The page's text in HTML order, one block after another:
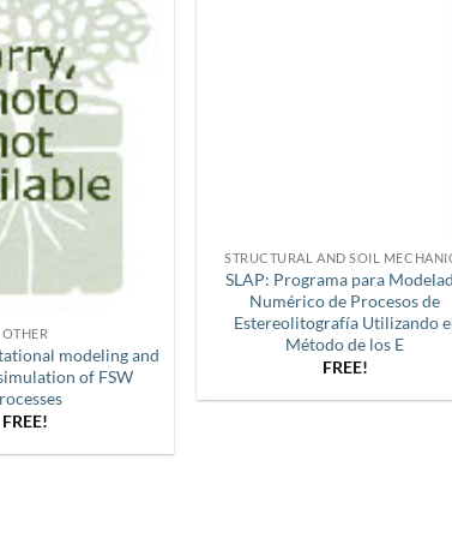
OTHER
modeling and
of FSW
FREE!
STRUCTURAL AND SOIL
SLAP: Programa para
Numérico de Procesos de
Estereolitografía Utilizando
Método de los E
FREE!